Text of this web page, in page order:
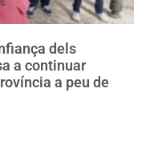
dels
a continuar
a peu de